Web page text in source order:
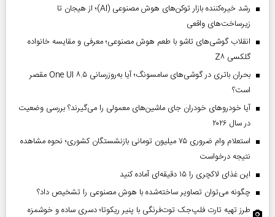
رشد خیره‌کننده بازار توکن‌های هوش مصنوعی (AI)؛ از هیجان تا
زیرساخت‌های واقعی
انقلاب گوشی‌های تاشو‌ با طعم هوش مصنوعی؛ معرفی و مقایسه خانواده
گلکسی Z۸
بحران باتری در گوشی‌های سامسونگ؛ آیا به‌روزرسانی One UI ۸.۵ مقصر
است؟
آیا خودروهای خودران جای ماشین‌های معمولی را می‌گیرند؟ بررسی وضعیت
در سال ۲۰۲۶
استعلام وام ضروری ۷۵ میلیون تومانی بازنشستگان کشوری؛ نحوه مشاهده
نتیجه درخواست
این غذای لاکچری را ۱۵ دقیقه‌ای آماده کنید
چگونه می‌توان تصاویر ساخته‌شده با هوش مصنوعی را تشخیص داد؟
طرز تهیه تارت فلپ‌جک توت‌فرنگی با پنیر ریکوتا؛ دسری ساده و خوشمزه